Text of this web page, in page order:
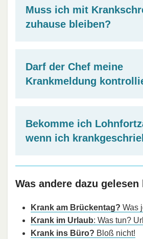
Muss ich mit
zuhause bleiben?
Darf der Chef meine
Krankmeldung
Bekomme ich
wenn ich
Was andere dazu gelesen
Krank am Brückentag? Was
Krank im Urlaub: Was tun?
Krank ins Büro? Bloß nicht!